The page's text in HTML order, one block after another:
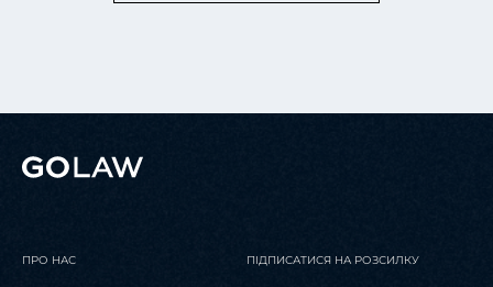
ПРО НАС ПІДПИСАТИСЯ НА РОЗСИЛКУ